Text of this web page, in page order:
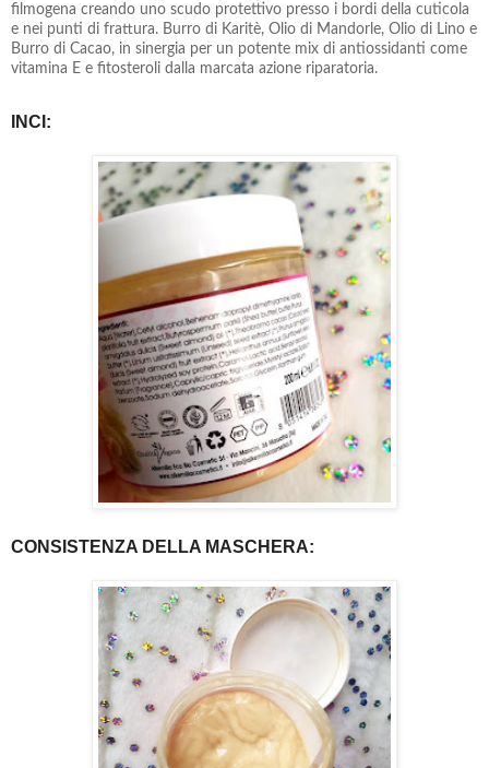
filmogena creando uno scudo protettivo presso i bordi della cuticola
e nei punti di frattura. Burro di Karitè, Olio di Mandorle, Olio di Lino e
Burro di Cacao, in sinergia per un potente mix di antiossidanti come
vitamina E e fitosteroli dalla marcata azione riparatoria.
INCI:
CONSISTENZA DELLA MASCHERA: